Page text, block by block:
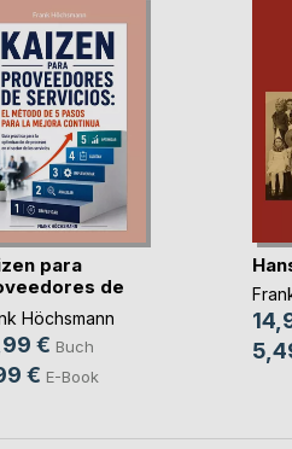
para
de
Höchsmann
€ Buch
€ E-Book